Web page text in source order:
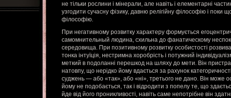
не тільки рослини і мінерали, але навіть і елементарні
узгодити сучасну фізику, давню релігійну філософію і поки
філософію.
При негативному розвитку характеру формується
самомнительный людина, схильна до фанатическому
середовища. При позитивному розвитку особистості
тонка інтуїція, нестримна хоробрість і потужний
меткий в подоланні перешкод на шляху до мети. Він
натовпу, що нерідко йому вдається за рахунок
суджень — або «так», або «ні», третього не дано. Він може
йому не подобається, так і відродити з попелу те, що
йде від його проникливості, навіть саме непотрібне він